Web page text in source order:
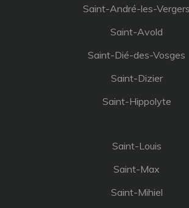
Saint-André-les-Vergers
Saint-Avold
Saint-Dié-des-Vosges
Saint-Dizier
Saint-Hippolyte
Saint-Louis
Saint-Max
Saint-Mihiel